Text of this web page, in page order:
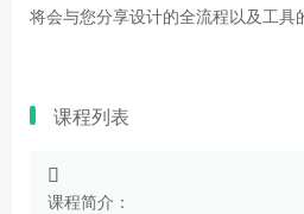
将会与您分享设计的全流程以及工具
课程列表
课程简介：